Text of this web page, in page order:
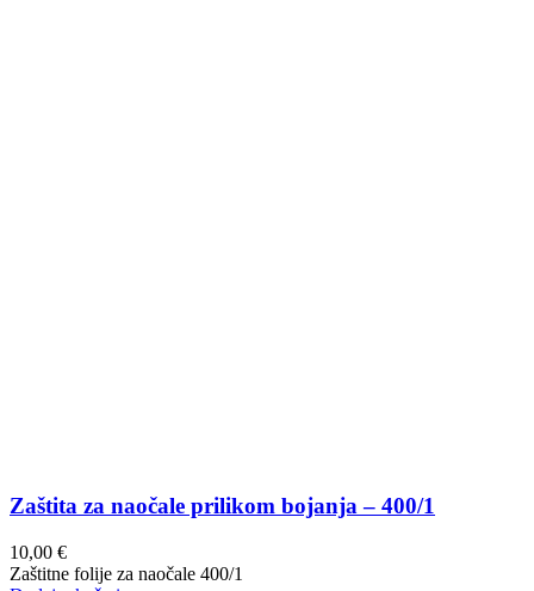
Zaštita za naočale prilikom bojanja – 400/1
10,00 €
Zaštitne folije za naočale 400/1